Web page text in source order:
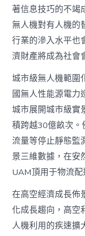
著信息技巧的不竭
無人機對有人機的
行業的滲入水平也
濟財產將成為社會
城市級無人機範圍
國無人性能源電力
城市展開城市級實
積跨越30億畝次
流量等停止靜態監
景三維數據，在安
UAM頂用于物流配
在高空經濟成長佈
化成長趨向，高空
人機利用的疾速擴